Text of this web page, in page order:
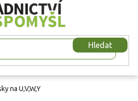
Hledat
na U,V,W,Y